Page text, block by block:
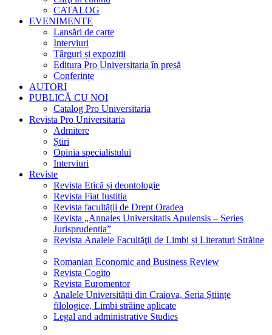
CATALOG
EVENIMENTE
Lansări de carte
Interviuri
Târguri și expoziții
Editura Pro Universitaria în presă
Conferințe
AUTORI
PUBLICĂ CU NOI
Catalog Pro Universitaria
Revista Pro Universitaria
Admitere
Știri
Opinia specialistului
Interviuri
Reviste
Revista Etică și deontologie
Revista Fiat Iustitia
Revista facultății de Drept Oradea
Revista „Annales Universitatis Apulensis – Series
Jurisprudentia”
Revista Analele Facultăţii de Limbi și Literaturi Străine
Romanian Economic and Business Review
Revista Cogito
Revista Euromentor
Analele Universității din Craiova, Seria Științe
filologice, Limbi străine aplicate
Legal and administrative Studies